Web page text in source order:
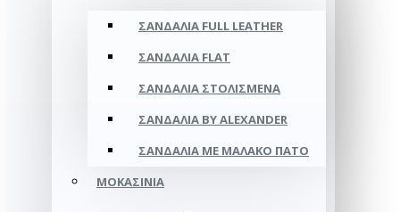
ΣΑΝΔΆΛΙΑ FULL LEATHER
ΣΑΝΔΆΛΙΑ FLAT
ΣΑΝΔΆΛΙΑ ΣΤΟΛΙΣΜΈΝΑ
ΣΑΝΔΆΛΙΑ BY ALEXANDER
ΣΑΝΔΆΛΙΑ ΜΕ ΜΑΛΑΚΌ ΠΆΤΟ
ΜΟΚΑΣΊΝΙΑ